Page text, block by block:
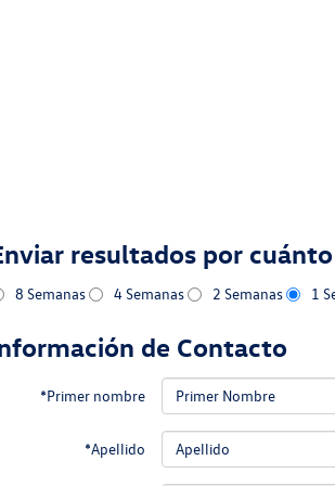
resultados por
8 Semanas 4 Semanas 2 Semanas 1
de Contacto
*Primer nombre
*Apellido